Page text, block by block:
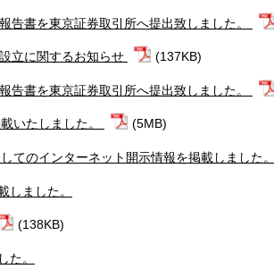
告書を東京証券取引所へ提出致しました。
立に関するお知らせ (137KB)
告書を東京証券取引所へ提出致しました。
いたしました。 (5MB)
てのインターネット開示情報を掲載しました。
ました。
(138KB)
。